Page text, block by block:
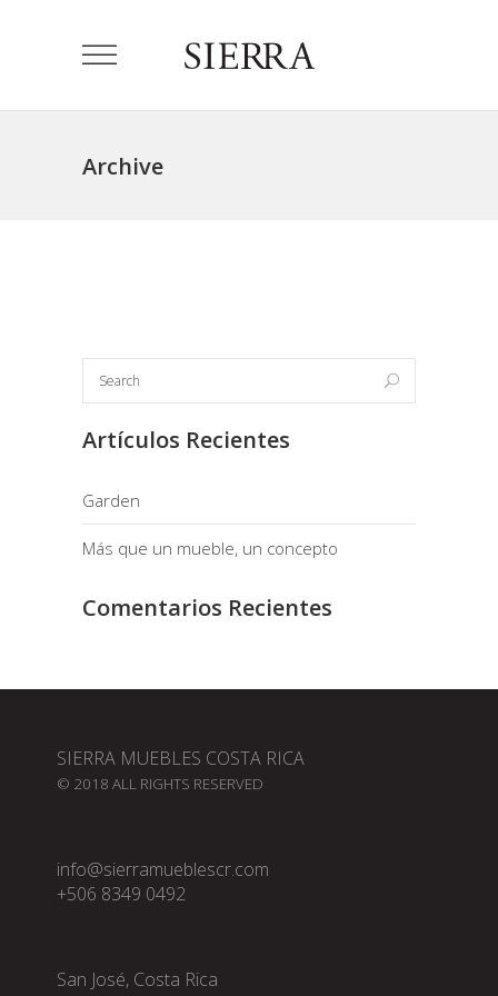
Archive
Artículos Recientes
Garden
Más que un mueble, un concepto
Comentarios Recientes
SIERRA MUEBLES COSTA RICA
© 2018 ALL RIGHTS RESERVED
info@sierramueblescr.com
+506 8349 0492
San José, Costa Rica